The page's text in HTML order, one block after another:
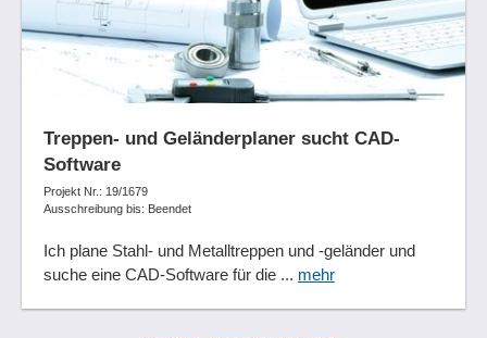
Treppen- und Geländerplaner sucht CAD-
Software
Projekt Nr.: 19/1679
Ausschreibung bis: Beendet
Ich plane Stahl- und Metalltreppen und -geländer und
suche eine CAD-Software für die ... mehr